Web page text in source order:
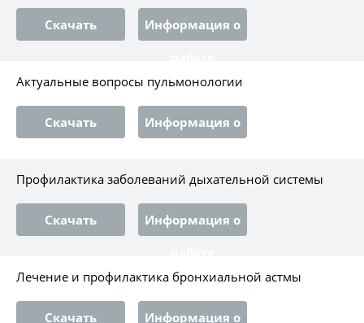
Скачать
Информация о
Актуальные вопросы пульмонологии
Скачать
Информация о
Профилактика заболеваний дыхательной системы
Скачать
Информация о
Лечение и профилактика бронхиальной астмы
Скачать
Информация о